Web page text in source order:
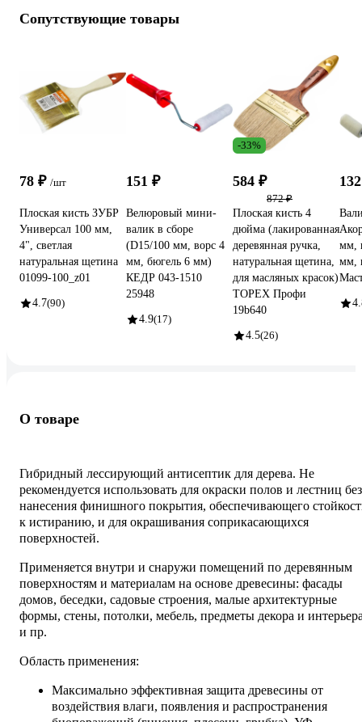
Сопутствующие товары
78 ₽ /шт
Плоская кисть ЗУБР
Универсал 100 мм,
4", светлая
натуральная щетина
01099-100_z01
4.7(90)
151 ₽
Велюровый мини-
валик в сборе
(D15/100 мм, ворс 4
мм, бюгель 6 мм)
КЕДР 043-1510
25948
4.9(17)
-33%
584 ₽
872 ₽
Плоская кисть 4
дюйма (лакированная
деревянная ручка,
натуральная щетина,
для масляных красок)
TOPEX Профи
19b640
4.5(26)
мм,
мм,
О товаре
Гибридный лессирующий антисептик для дерева. Не
рекомендуется использовать для окраски полов и лестниц без
нанесения финишного покрытия, обеспечивающего
к истиранию, и для окрашивания соприкасающихся
поверхностей.
Применяется внутри и снаружи помещений по деревянным
поверхностям и материалам на основе древесины: фасады
домов, беседки, садовые строения, малые архитектурные
формы, стены, потолки, мебель, предметы декора и
и пр.
Область применения:
Максимально эффективная защита древесины от
воздействия влаги, появления и распространения